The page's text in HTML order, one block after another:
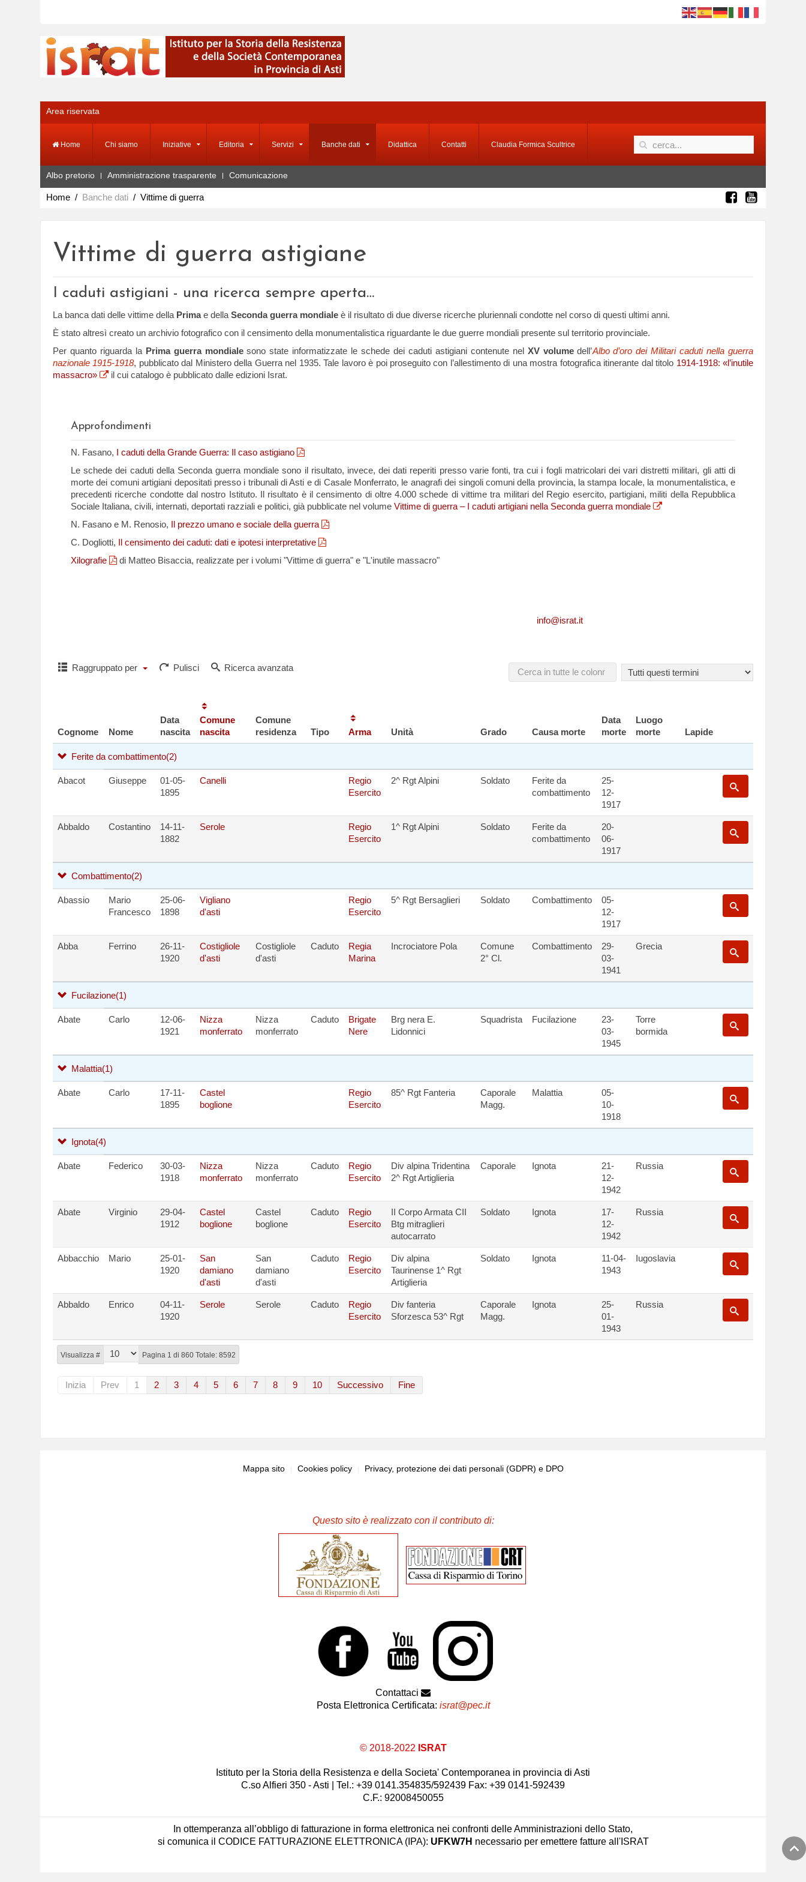
Area riservata
Home Chi siamo Iniziative Editoria Servizi Banche dati Didattica Contatti Claudia Formica Scultrice
Albo pretorio Amministrazione trasparente Comunicazione
Home Banche dati Vittime di guerra
Vittime di guerra astigiane
I caduti astigiani - una ricerca sempre aperta…
La banca dati delle vittime della Primae della Seconda guerra mondiale è il risultato di due diverse ricerche pluriennali condotte nel corso di questi ultimi anni.
È stato altresì creato un archivio fotografico con il censimento della monumentalistica riguardante le due guerre mondiali presente sul territorio provinciale.
Per quanto riguarda la Prima guerra mondialesono state informatizzate le schede dei caduti astigiani contenute nel XV volumedell’Albo d’oro dei Militari caduti nella guerra
nazionale 1915-1918, pubblicato dal Ministero della Guerra nel 1935. Tale lavoro è poi proseguito con l’allestimento di una mostra fotografica itinerante dal titolo 1914-1918: «l’inutile
massacro»
il cui catalogo è pubblicato dalle edizioni Israt.
Approfondimenti
N. Fasano, I caduti della Grande Guerra: Il caso astigiano
Le schede dei caduti della Seconda guerra mondiale sono il risultato, invece, dei dati reperiti presso varie fonti, tra cui i fogli matricolari dei vari distretti militari, gli atti di
morte dei comuni artigiani depositati presso i tribunali di Asti e di Casale Monferrato, le anagrafi dei singoli comuni della provincia, la stampa locale, la monumentalistica, e
precedenti ricerche condotte dal nostro Istituto. Il risultato è il censimento di oltre 4.000 schede di vittime tra militari del Regio esercito, partigiani, militi della Repubblica
Sociale Italiana, civili, internati, deportati razziali e politici, già pubblicate nel volume Vittime di guerra – I caduti artigiani nella Seconda guerra mondiale
N. Fasano e M. Renosio, Il prezzo umano e sociale della guerra
C. Dogliotti, Il censimento dei caduti: dati e ipotesi interpretative
Xilografie
di Matteo Bisaccia, realizzate per i volumi "Vittime di guerra" e "L'inutile massacro"
info@israt.it
Raggruppato per Pulisci Ricerca avanzata
Cognome Nome
Data
nascita
Comune
nascita
Comune
residenza
Tipo Arma Unità Grado Causa morte
Data
morte
Luogo
morte
Lapide
Visualizza # Pagina 1 di 860 Totale: 8592
Inizia Prev 1 2 3 4 5 6 7 8 9 10 Successivo Fine
Ferite da combattimento(2)
Abacot Giuseppe
01-05-
1895
Canelli
Regio
Esercito
2^ Rgt Alpini Soldato
Ferite da
combattimento
25-
12-
1917
Abbaldo Costantino
14-11-
1882
Serole
Regio
Esercito
1^ Rgt Alpini Soldato
Ferite da
combattimento
20-
06-
1917
Combattimento(2)
Abassio
Mario
Francesco
25-06-
1898
Vigliano
d'asti
Regio
Esercito
5^ Rgt Bersaglieri Soldato Combattimento
05-
12-
1917
Abba Ferrino
26-11-
1920
Costigliole
d'asti
Costigliole
d'asti
Caduto
Regia
Marina
Incrociatore Pola
Comune
2° Cl.
Combattimento
29-
03-
1941
Grecia
Fucilazione(1)
Abate Carlo
12-06-
1921
Nizza
monferrato
Nizza
monferrato
Caduto
Brigate
Nere
Brg nera E.
Lidonnici
Squadrista Fucilazione
23-
03-
1945
Torre
bormida
Malattia(1)
Abate Carlo
17-11-
1895
Castel
boglione
Regio
Esercito
85^ Rgt Fanteria
Caporale
Magg.
Malattia
05-
10-
1918
Ignota(4)
Abate Federico
30-03-
1918
Nizza
monferrato
Nizza
monferrato
Caduto
Regio
Esercito
Div alpina Tridentina
2^ Rgt Artiglieria
Caporale Ignota
21-
12-
1942
Russia
Abate Virginio
29-04-
1912
Castel
boglione
Castel
boglione
Caduto
Regio
Esercito
II Corpo Armata CII
Btg mitraglieri
autocarrato
Soldato Ignota
17-
12-
1942
Russia
Abbacchio Mario
25-01-
1920
San
damiano
d'asti
San
damiano
d'asti
Caduto
Regio
Esercito
Div alpina
Taurinense 1^ Rgt
Artiglieria
Soldato Ignota
11-04-
1943
Iugoslavia
Abbaldo Enrico
04-11-
1920
Serole Serole Caduto
Regio
Esercito
Div fanteria
Sforzesca 53^ Rgt
Caporale
Magg.
Ignota
25-
01-
1943
Russia
Mappa sito Cookies policy Privacy, protezione dei dati personali (GDPR) e DPO
Questo sito è realizzato con il contributo di:
Contattaci
Posta Elettronica Certificata: israt@pec.it
© 2018-2022 ISRAT
Istituto per la Storia della Resistenza e della Societa' Contemporanea in provincia di Asti
C.so Alfieri 350 - Asti | Tel.: +39 0141.354835/592439 Fax: +39 0141-592439
C.F.: 92008450055
In ottemperanza all’obbligo di fatturazione in forma elettronica nei confronti delle Amministrazioni dello Stato,
si comunica il CODICE FATTURAZIONE ELETTRONICA (IPA): UFKW7H necessario per emettere fatture all'ISRAT